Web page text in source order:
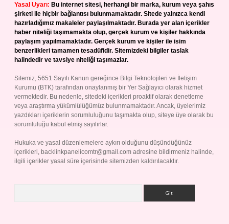
Yasal Uyarı: Bu internet sitesi, herhangi bir marka, kurum veya şahıs
şirketi ile hiçbir bağlantısı bulunmamaktadır. Sitede yalnızca kendi
hazırladığımız makaleler paylaşılmaktadır. Burada yer alan içerikler
haber niteliği taşımamakta olup, gerçek kurum ve kişiler hakkında
paylaşım yapılmamaktadır. Gerçek kurum ve kişiler ile isim
benzerlikleri tamamen tesadüfidir. Sitemizdeki bilgiler taslak
halindedir ve tavsiye niteliği taşımazlar.
Sitemiz, 5651 Sayılı Kanun gereğince Bilgi Teknolojileri ve İletişim
Kurumu (BTK) tarafından onaylanmış bir Yer Sağlayıcı olarak hizmet
vermektedir. Bu nedenle, sitedeki içerikleri proaktif olarak denetleme
veya araştırma yükümlülüğümüz bulunmamaktadır. Ancak, üyelerimiz
yazdıkları içeriklerin sorumluluğunu taşımakta olup, siteye üye olarak bu
sorumluluğu kabul etmiş sayılırlar.
Hukuka ve yasal düzenlemelere aykırı olduğunu düşündüğünüz
içerikleri, backlinkpanelicomtr@gmail.com adresine bildirmeniz halinde,
ilgili içerikler yasal süre içerisinde sitemizden kaldırılacaktır.